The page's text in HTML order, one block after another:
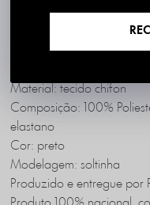
DESCRIÇÃO
Material: tecido chifon
Composição: 100%
elastano
Cor: preto
Modelagem: soltinha
Produzido e entregue por